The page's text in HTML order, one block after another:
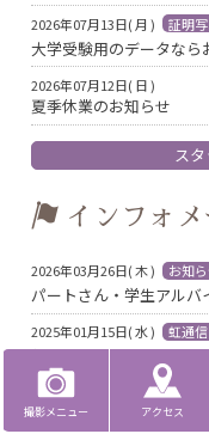
2026年07月13日( 月 ) 証明
大学受験用のデータなら
2026年07月12日( 日 )
夏季休業のお知らせ
ス
インフォ
2026年03月26日( 木 ) お知
パートさん・学生アルバ
2025年01月15日( 水 ) 虹通信
虹通信vol.47（2025年3
2024年12月23日( 月 ) 虹通信
虹通信vol.46（2024年12
撮影メニュー アクセス